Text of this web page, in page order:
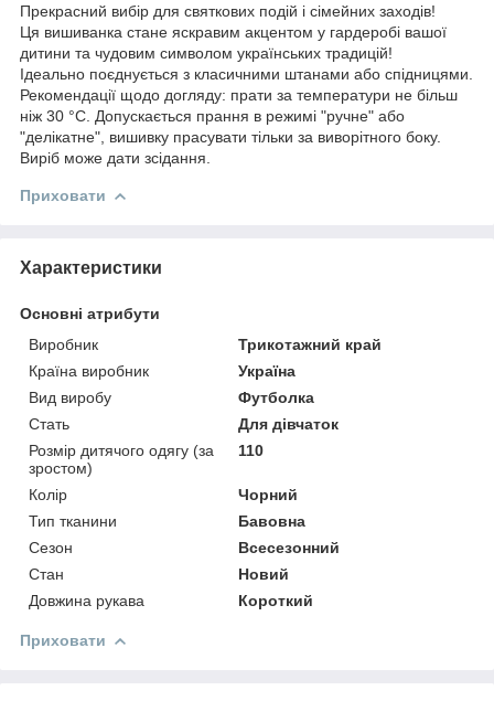
Прекрасний вибір для святкових подій і сімейних заходів!
Ця вишиванка стане яскравим акцентом у гардеробі вашої
дитини та чудовим символом українських традицій!
Ідеально поєднується з класичними штанами або спідницями.
Рекомендації щодо догляду: прати за температури не більш
ніж 30 °C. Допускається прання в режимі "ручне" або
"делікатне", вишивку прасувати тільки за виворітного боку.
Виріб може дати зсідання.
Приховати
Характеристики
Основні атрибути
Виробник
Трикотажний край
Країна виробник
Україна
Вид виробу
Футболка
Стать
Для дівчаток
Розмір дитячого одягу (за
зростом)
110
Колір
Чорний
Тип тканини
Бавовна
Сезон
Всесезонний
Стан
Новий
Довжина рукава
Короткий
Приховати